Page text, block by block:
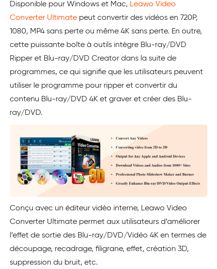
Disponible pour Windows et Mac, Leawo Video
Converter Ultimate peut convertir des vidéos en 720P,
1080, MP4 sans perte ou même 4K sans perte. En outre,
cette puissante boîte à outils intègre Blu-ray/DVD
Ripper et Blu-ray/DVD Creator dans la suite de
programmes, ce qui signifie que les utilisateurs peuvent
utiliser le programme pour ripper et convertir du
contenu Blu-ray/DVD 4K et graver et créer des Blu-
ray/DVD.
Conçu avec un éditeur vidéo interne, Leawo Video
Converter Ultimate permet aux utilisateurs d’améliorer
l’effet de sortie des Blu-ray/DVD/Vidéo 4K en termes de
découpage, recadrage, filigrane, effet, création 3D,
suppression du bruit, etc.